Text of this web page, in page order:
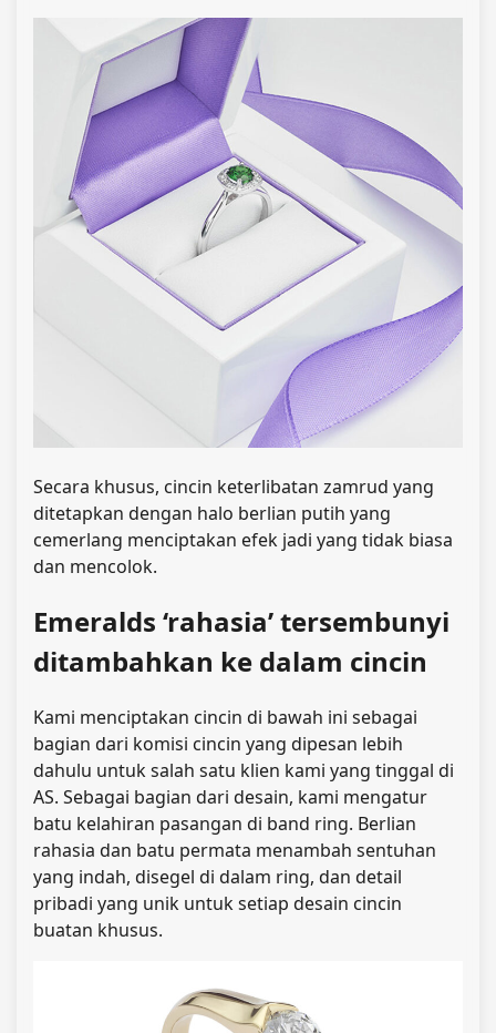
Secara khusus, cincin keterlibatan zamrud yang
ditetapkan dengan halo berlian putih yang
cemerlang menciptakan efek jadi yang tidak biasa
dan mencolok.
Emeralds ‘rahasia’ tersembunyi
ditambahkan ke dalam cincin
Kami menciptakan cincin di bawah ini sebagai
bagian dari komisi cincin yang dipesan lebih
dahulu untuk salah satu klien kami yang tinggal di
AS. Sebagai bagian dari desain, kami mengatur
batu kelahiran pasangan di band ring. Berlian
rahasia dan batu permata menambah sentuhan
yang indah, disegel di dalam ring, dan detail
pribadi yang unik untuk setiap desain cincin
buatan khusus.